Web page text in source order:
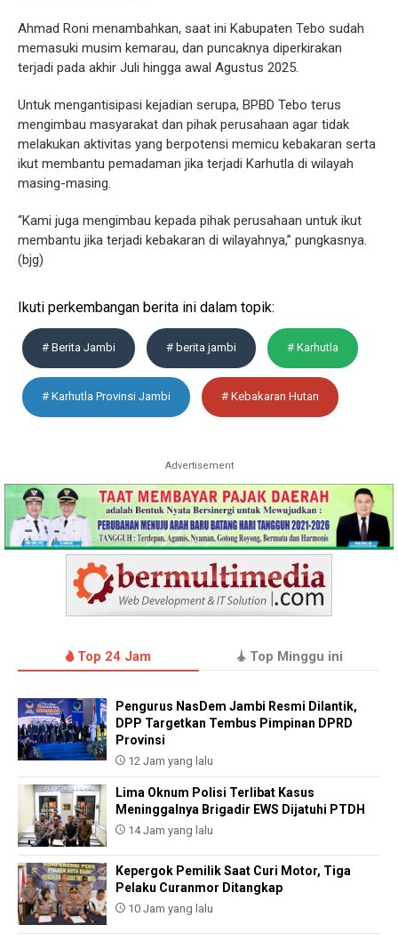
Ahmad Roni menambahkan, saat ini Kabupaten Tebo sudah
memasuki musim kemarau, dan puncaknya diperkirakan
terjadi pada akhir Juli hingga awal Agustus 2025.
Untuk mengantisipasi kejadian serupa, BPBD Tebo terus
mengimbau masyarakat dan pihak perusahaan agar tidak
melakukan aktivitas yang berpotensi memicu kebakaran serta
ikut membantu pemadaman jika terjadi Karhutla di wilayah
masing-masing.
“Kami juga mengimbau kepada pihak perusahaan untuk ikut
membantu jika terjadi kebakaran di wilayahnya,” pungkasnya.
(bjg)
Ikuti perkembangan berita ini dalam topik:
# Berita Jambi # berita jambi # Karhutla
# Karhutla Provinsi Jambi # Kebakaran Hutan
Advertisement
Top 24 Jam Top Minggu ini
Pengurus NasDem Jambi Resmi Dilantik,
DPP Targetkan Tembus Pimpinan DPRD
Provinsi
12 Jam yang lalu
Lima Oknum Polisi Terlibat Kasus
Meninggalnya Brigadir EWS Dijatuhi PTDH
14 Jam yang lalu
Kepergok Pemilik Saat Curi Motor, Tiga
Pelaku Curanmor Ditangkap
10 Jam yang lalu